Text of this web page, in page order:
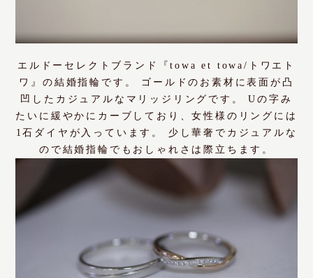
エルドーセレクトブランド『towa et towa/トワエト
ワ』の結婚指輪です。 ゴールドのお素材に表面が凸
凹したカジュアルなマリッジリングです。 Uの字み
たいに緩やかにカーブしており、女性様のリングには
1石ダイヤが入っています。 少し華奢でカジュアルな
ので結婚指輪でもおしゃれさは際立ちます。